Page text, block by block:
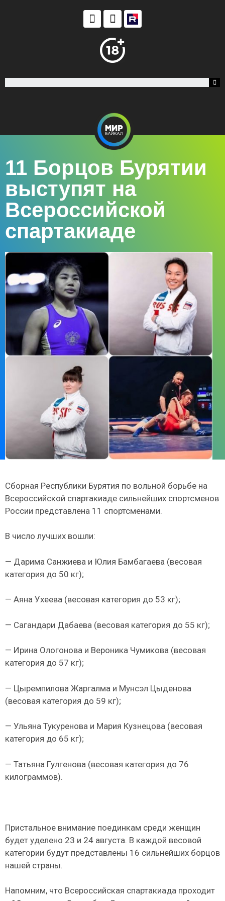
11 Борцов Бурятии
выступят на
Всероссийской
спартакиаде
Сборная Республики Бурятия по вольной борьбе на
Всероссийской спартакиаде сильнейших спортсменов
России представлена 11 спортсменами.
В число лучших вошли:
— Дарима Санжиева и Юлия Бамбагаева (весовая
категория до 50 кг);
— Аяна Ухеева (весовая категория до 53 кг);
— Сагандари Дабаева (весовая категория до 55 кг);
— Ирина Ологонова и Вероника Чумикова (весовая
категория до 57 кг);
— Цыремпилова Жаргалма и Мунсэл Цыденова
(весовая категория до 59 кг);
— Ульяна Тукуренова и Мария Кузнецова (весовая
категория до 65 кг);
— Татьяна Гулгенова (весовая категория до 76
килограммов).
Пристальное внимание поединкам среди женщин
будет уделено 23 и 24 августа. В каждой весовой
категории будут представлены 16 сильнейших борцов
нашей страны.
Напомним, что Всероссийская спартакиада проходит